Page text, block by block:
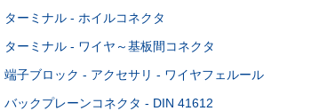
ターミナル - ホイルコネクタ
ターミナル - ワイヤ～基板間コネクタ
端子ブロック - アクセサリ - ワイヤフェルール
バックプレーンコネクタ - DIN 41612